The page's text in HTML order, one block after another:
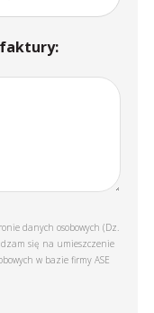
danych osobowych (Dz.
się na umieszczenie
w bazie firmy ASE